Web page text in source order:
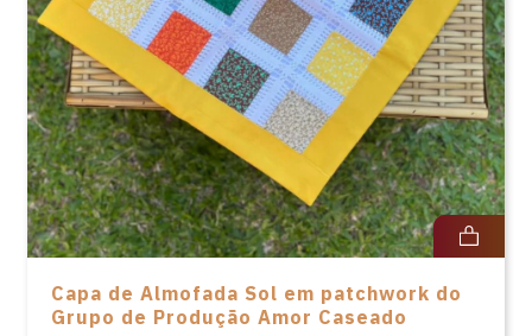
Capa de Almofada Sol em patchwork do
Grupo de Produção Amor Caseado